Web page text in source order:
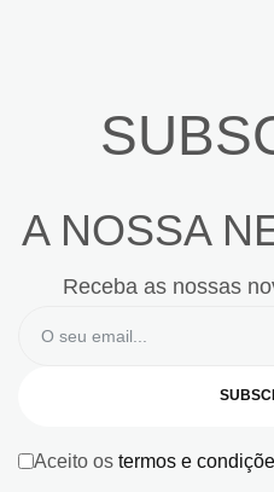
A NOSSA
Receba as nossas
Aceito os termos e